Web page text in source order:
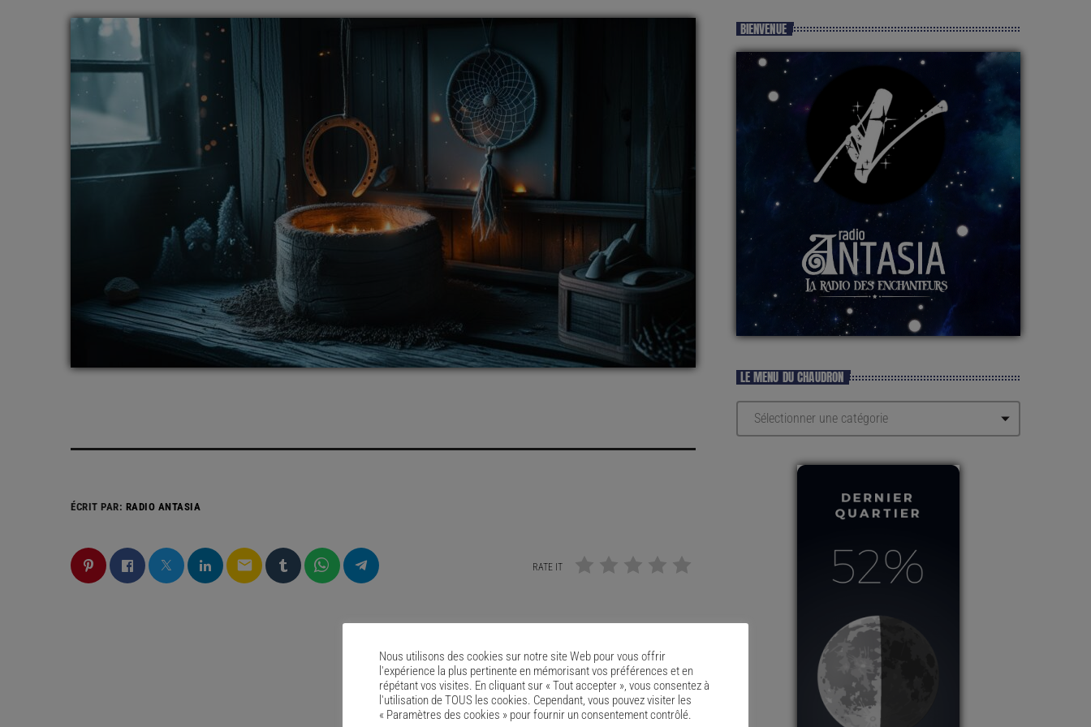
ÉCRIT PAR: RADIO ANTASIA
email RATE IT
BIENVENUE
LE MENU DU CHAUDRON
Nous utilisons des cookies sur notre site Web pour vous offrir
l'expérience la plus pertinente en mémorisant vos préférences et en
répétant vos visites. En cliquant sur « Tout accepter », vous consentez à
l'utilisation de TOUS les cookies. Cependant, vous pouvez visiter les
« Paramètres des cookies » pour fournir un consentement contrôlé.